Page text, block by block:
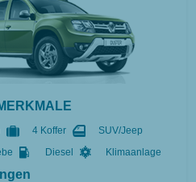
4 Koffer
SUV/Jeep
Diesel Klimaanlage